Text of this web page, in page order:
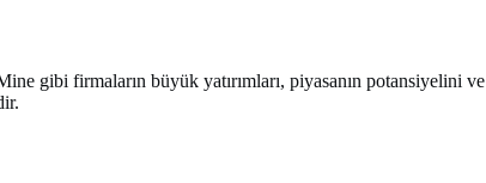
gibi firmaların büyük yatırımları, piyasanın potansiyelini